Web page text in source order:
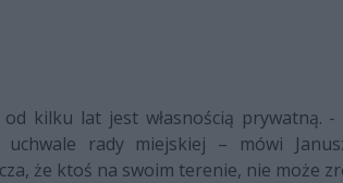
kilku lat jest własnością prywatną.
rady miejskiej – mówi
że ktoś na swoim terenie, nie może